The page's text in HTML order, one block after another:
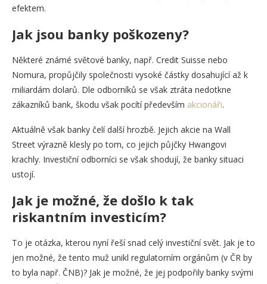
efektem.
Jak jsou banky poškozeny?
Některé známé světové banky, např. Credit Suisse nebo
Nomura, propůjčily společnosti vysoké částky dosahující až k
miliardám dolarů. Dle odborníků se však ztráta nedotkne
zákazníků bank, škodu však pocítí především akcionáři.
Aktuálně však banky čelí další hrozbě. Jejich akcie na Wall
Street výrazně klesly po tom, co jejich půjčky Hwangovi
krachly. Investiční odborníci se však shodují, že banky situaci
ustojí.
Jak je možné, že došlo k tak
riskantním investicím?
To je otázka, kterou nyní řeší snad celý investiční svět. Jak je to
jen možné, že tento muž unikl regulatorním orgánům (v ČR by
to byla např. ČNB)? Jak je možné, že jej podpořily banky svými